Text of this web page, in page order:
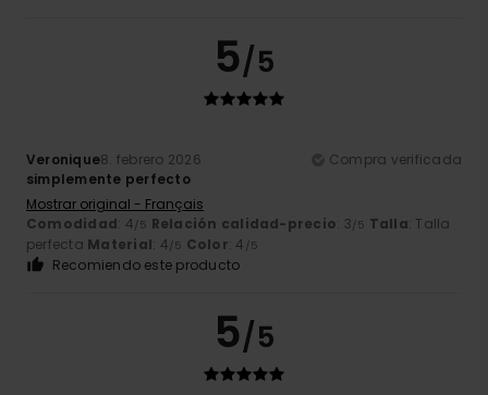
5/5
Veronique8. febrero 2026
Compra verificada
simplemente perfecto
Mostrar original - Français
Comodidad: 4/5 Relación calidad-precio: 3/5 Talla: Talla
perfecta Material: 4/5 Color: 4 /5
Recomiendo este producto
5/5